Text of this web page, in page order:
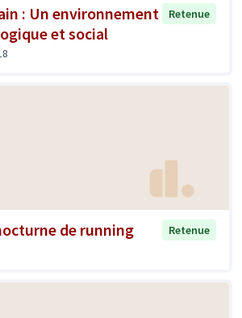
: Un environnement
et social
Retenue
de running
Retenue